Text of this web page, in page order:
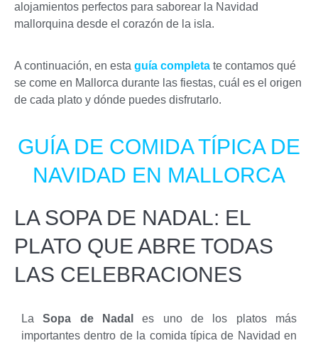
alojamientos perfectos para saborear la Navidad
mallorquina desde el corazón de la isla.
A continuación, en esta guía completa te contamos qué
se come en Mallorca durante las fiestas, cuál es el origen
de cada plato y dónde puedes disfrutarlo.
GUÍA DE COMIDA TÍPICA DE
NAVIDAD EN MALLORCA
LA SOPA DE NADAL: EL
PLATO QUE ABRE TODAS
LAS CELEBRACIONES
LaSopa de Nadal
es uno de los platos más
importantes dentro de la comida típica de Navidad en